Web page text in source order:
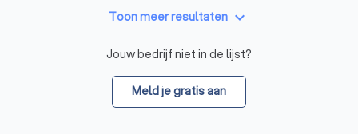
Toon meer resultaten keyboard_arrow_down
Jouw bedrijf niet in de lijst?
Meld je gratis aan